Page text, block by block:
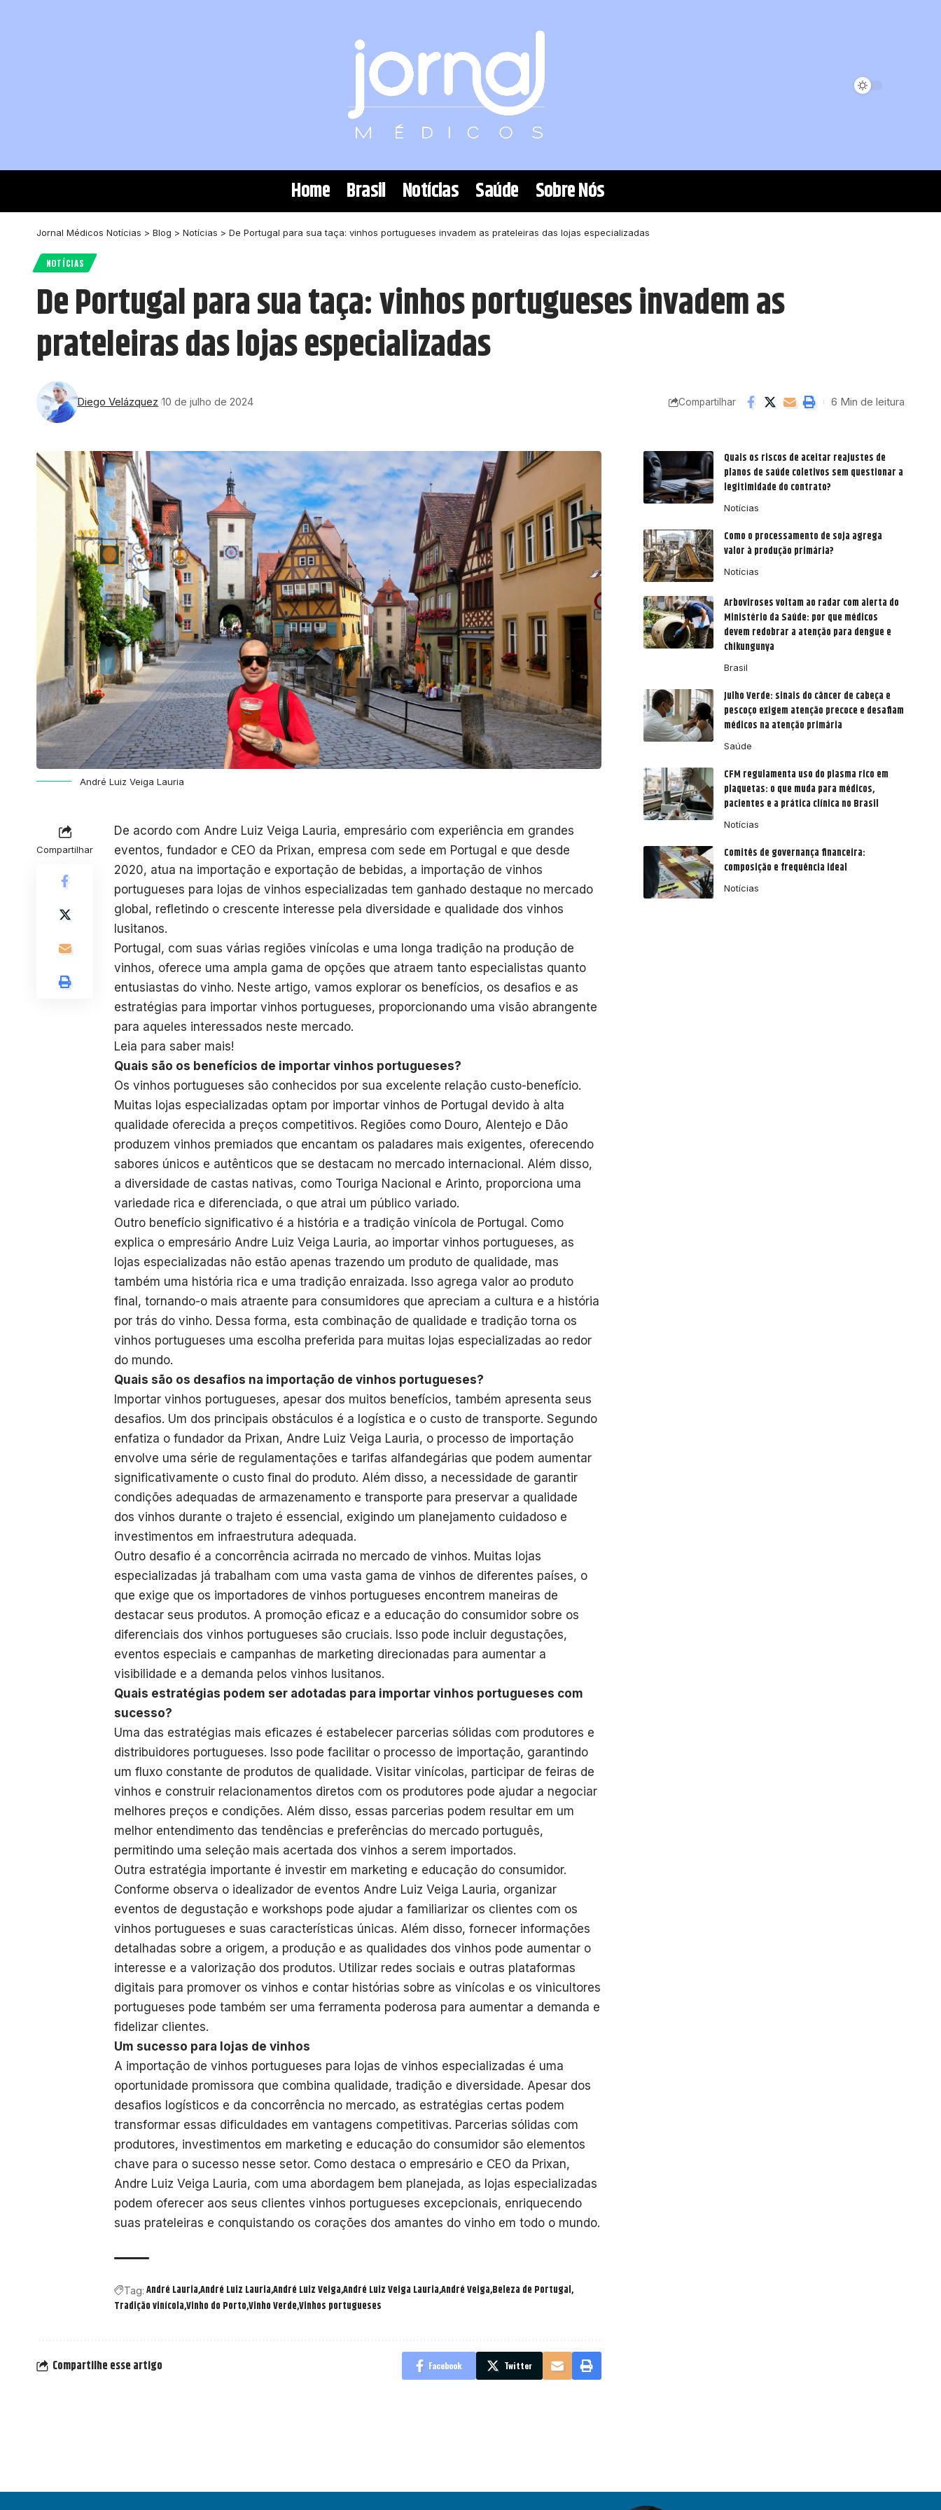
Home Brasil Notícias Saúde Sobre Nós
Jornal Médicos Notícias > Blog > Notícias > De Portugal para sua taça: vinhos portugueses invadem as prateleiras das lojas especializadas
NOTÍCIAS
De Portugal para sua taça: vinhos portugueses invadem as
prateleiras das lojas especializadas
Diego Velázquez 10 de julho de 2024 Compartilhar 6 Min de leitura
André Luiz Veiga Lauria
Compartilhar
De acordo com Andre Luiz Veiga Lauria, empresário com experiência em grandes
eventos, fundador e CEO da Prixan, empresa com sede em Portugal e que desde
2020, atua na importação e exportação de bebidas, a importação de vinhos
portugueses para lojas de vinhos especializadas tem ganhado destaque no mercado
global, refletindo o crescente interesse pela diversidade e qualidade dos vinhos
lusitanos.
Portugal, com suas várias regiões vinícolas e uma longa tradição na produção de
vinhos, oferece uma ampla gama de opções que atraem tanto especialistas quanto
entusiastas do vinho. Neste artigo, vamos explorar os benefícios, os desafios e as
estratégias para importar vinhos portugueses, proporcionando uma visão abrangente
para aqueles interessados neste mercado.
Leia para saber mais!
Quais são os benefícios de importar vinhos portugueses?
Os vinhos portugueses são conhecidos por sua excelente relação custo-benefício.
Muitas lojas especializadas optam por importar vinhos de Portugal devido à alta
qualidade oferecida a preços competitivos. Regiões como Douro, Alentejo e Dão
produzem vinhos premiados que encantam os paladares mais exigentes, oferecendo
sabores únicos e autênticos que se destacam no mercado internacional. Além disso,
a diversidade de castas nativas, como Touriga Nacional e Arinto, proporciona uma
variedade rica e diferenciada, o que atrai um público variado.
Outro benefício significativo é a história e a tradição vinícola de Portugal. Como
explica o empresário Andre Luiz Veiga Lauria, ao importar vinhos portugueses, as
lojas especializadas não estão apenas trazendo um produto de qualidade, mas
também uma história rica e uma tradição enraizada. Isso agrega valor ao produto
final, tornando-o mais atraente para consumidores que apreciam a cultura e a história
por trás do vinho. Dessa forma, esta combinação de qualidade e tradição torna os
vinhos portugueses uma escolha preferida para muitas lojas especializadas ao redor
do mundo.
Quais são os desafios na importação de vinhos portugueses?
Importar vinhos portugueses, apesar dos muitos benefícios, também apresenta seus
desafios. Um dos principais obstáculos é a logística e o custo de transporte. Segundo
enfatiza o fundador da Prixan, Andre Luiz Veiga Lauria, o processo de importação
envolve uma série de regulamentações e tarifas alfandegárias que podem aumentar
significativamente o custo final do produto. Além disso, a necessidade de garantir
condições adequadas de armazenamento e transporte para preservar a qualidade
dos vinhos durante o trajeto é essencial, exigindo um planejamento cuidadoso e
investimentos em infraestrutura adequada.
Outro desafio é a concorrência acirrada no mercado de vinhos. Muitas lojas
especializadas já trabalham com uma vasta gama de vinhos de diferentes países, o
que exige que os importadores de vinhos portugueses encontrem maneiras de
destacar seus produtos. A promoção eficaz e a educação do consumidor sobre os
diferenciais dos vinhos portugueses são cruciais. Isso pode incluir degustações,
eventos especiais e campanhas de marketing direcionadas para aumentar a
visibilidade e a demanda pelos vinhos lusitanos.
Quais estratégias podem ser adotadas para importar vinhos portugueses com
sucesso?
Uma das estratégias mais eficazes é estabelecer parcerias sólidas com produtores e
distribuidores portugueses. Isso pode facilitar o processo de importação, garantindo
um fluxo constante de produtos de qualidade. Visitar vinícolas, participar de feiras de
vinhos e construir relacionamentos diretos com os produtores pode ajudar a negociar
melhores preços e condições. Além disso, essas parcerias podem resultar em um
melhor entendimento das tendências e preferências do mercado português,
permitindo uma seleção mais acertada dos vinhos a serem importados.
Outra estratégia importante é investir em marketing e educação do consumidor.
Conforme observa o idealizador de eventos Andre Luiz Veiga Lauria, organizar
eventos de degustação e workshops pode ajudar a familiarizar os clientes com os
vinhos portugueses e suas características únicas. Além disso, fornecer informações
detalhadas sobre a origem, a produção e as qualidades dos vinhos pode aumentar o
interesse e a valorização dos produtos. Utilizar redes sociais e outras plataformas
digitais para promover os vinhos e contar histórias sobre as vinícolas e os vinicultores
portugueses pode também ser uma ferramenta poderosa para aumentar a demanda e
fidelizar clientes.
Um sucesso para lojas de vinhos
A importação de vinhos portugueses para lojas de vinhos especializadas é uma
oportunidade promissora que combina qualidade, tradição e diversidade. Apesar dos
desafios logísticos e da concorrência no mercado, as estratégias certas podem
transformar essas dificuldades em vantagens competitivas. Parcerias sólidas com
produtores, investimentos em marketing e educação do consumidor são elementos
chave para o sucesso nesse setor. Como destaca o empresário e CEO da Prixan,
Andre Luiz Veiga Lauria, com uma abordagem bem planejada, as lojas especializadas
podem oferecer aos seus clientes vinhos portugueses excepcionais, enriquecendo
suas prateleiras e conquistando os corações dos amantes do vinho em todo o mundo.
Tag: André LauriaAndré Luiz LauriaAndré Luiz VeigaAndré Luiz Veiga LauriaAndré Veiga Beleza de Portugal
Tradição vinícolaVinho do PortoVinho VerdeVinhos portugueses
Compartilhe esse artigo Facebook Twitter
Quais os riscos de aceitar reajustes de
planos de saúde coletivos sem questionar a
legitimidade do contrato?
Notícias
Como o processamento de soja agrega
valor à produção primária?
Notícias
Arboviroses voltam ao radar com alerta do
Ministério da Saúde: por que médicos
devem redobrar a atenção para dengue e
chikungunya
Brasil
Julho Verde: sinais do câncer de cabeça e
pescoço exigem atenção precoce e desafiam
médicos na atenção primária
Saúde
CFM regulamenta uso do plasma rico em
plaquetas: o que muda para médicos,
pacientes e a prática clínica no Brasil
Notícias
Comitês de governança financeira:
composição e frequência ideal
Notícias